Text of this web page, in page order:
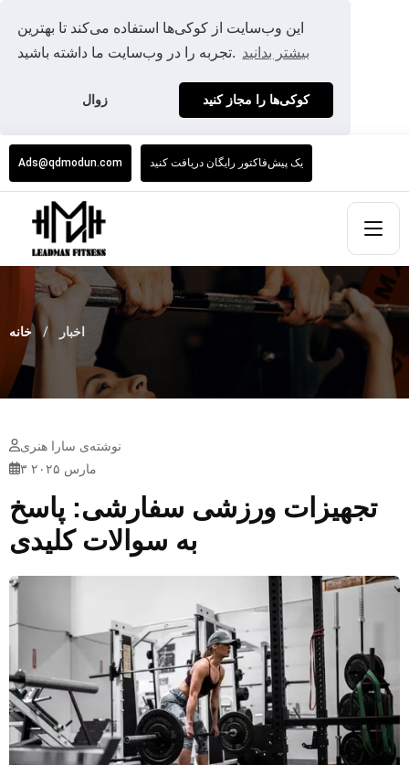
این وب‌سایت از کوکی‌ها استفاده می‌کند تا بهترین
تجربه را در وب‌سایت ما داشته باشید. بیشتر بدانید
زوال کوکی‌ها را مجاز کنید
Ads@qdmodun.com یک پیش‌فاکتور رایگان دریافت کنید
خانه اخبار
نوشته‌ی سارا هنری
۳ مارس ۲۰۲۵
تجهیزات ورزشی سفارشی: پاسخ
به سوالات کلیدی